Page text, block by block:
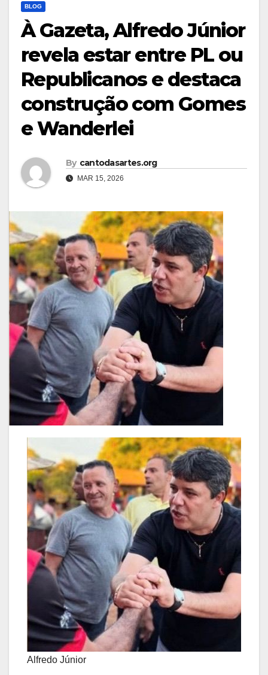
BLOG
À Gazeta, Alfredo Júnior
revela estar entre PL ou
Republicanos e destaca
construção com Gomes
e Wanderlei
By cantodasartes.org
MAR 15, 2026
Alfredo Júnior